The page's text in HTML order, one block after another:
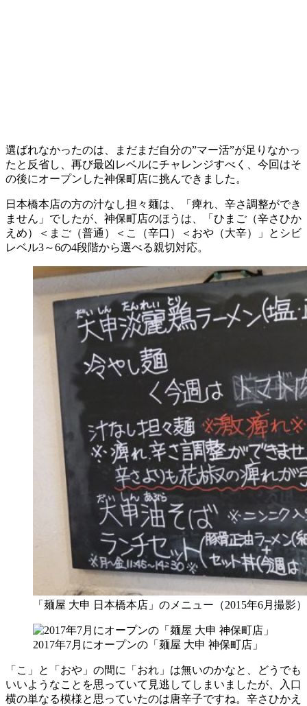
選ばれなかったのは、まだまだ自分の”マー活”が足りなかっ
たと反省し、再び最凶レベルにチャレンジすべく、今回はそ
の後にオープンした神保町店に挑んできました。
日本橋本店の方の汁なし担々麺は、「痺れ、辛さ調整ができ
ません」でしたが、神保町店のほうは、「ひまご（辛さひか
えめ）＜まご（普通）＜こ（辛口）＜おや（大辛）」とシビ
レベル3～6の4段階から選べる親切対応。
「麺屋 大申 日本橋本店」のメニュー（2015年6月撮影）
2017年7月にオープンの「麺屋 大申 神保町店」
「こ」と「おや」の間に「おれ」は無いのかなと、どうでも
いいようなことを思っていて見逃してしまいましたが、入口
横の単なる模様と思っていたのは唐辛子ですね。辛さひかえ